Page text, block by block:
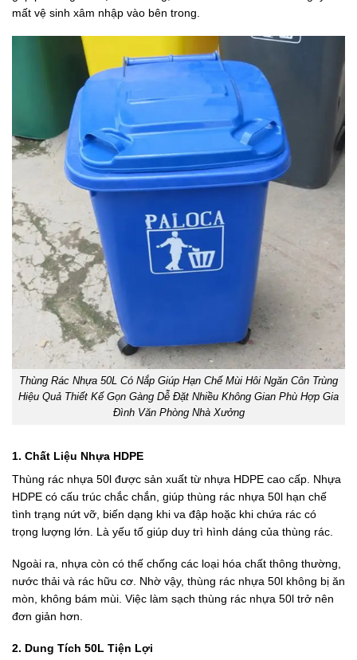
mất vệ sinh xâm nhập vào bên trong.
Thùng Rác Nhựa 50L Có Nắp Giúp Hạn Chế Mùi Hôi Ngăn Côn Trùng
Hiệu Quả Thiết Kế Gọn Gàng Dễ Đặt Nhiều Không Gian Phù Hợp Gia
Đình Văn Phòng Nhà Xưởng
1. Chất Liệu Nhựa HDPE
Thùng rác nhựa 50l được sản xuất từ nhựa HDPE cao cấp. Nhựa
HDPE có cấu trúc chắc chắn, giúp thùng rác nhựa 50l hạn chế
tình trạng nứt vỡ, biến dạng khi va đập hoặc khi chứa rác có
trọng lượng lớn. Là yếu tố giúp duy trì hình dáng của thùng rác.
Ngoài ra, nhựa còn có thế chống các loại hóa chất thông thường,
nước thải và rác hữu cơ. Nhờ vậy, thùng rác nhựa 50l không bị ăn
mòn, không bám mùi. Việc làm sạch thùng rác nhựa 50l trở nên
đơn giản hơn.
2. Dung Tích 50L Tiện Lợi